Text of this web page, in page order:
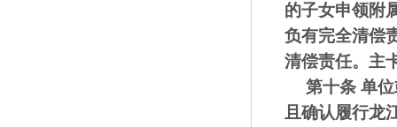
的子女申领附
负有完全清偿
清偿责任。主
第十条 单
且确认履行龙